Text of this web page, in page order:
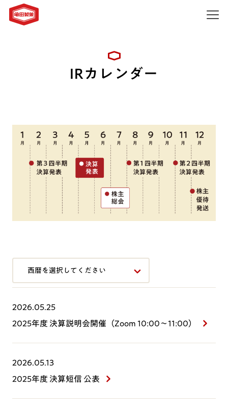
IRカレンダー
2026.05.25
2025年度 決算説明会開催（Zoom 10:00～11:00）
2026.05.13
2025年度 決算短信 公表